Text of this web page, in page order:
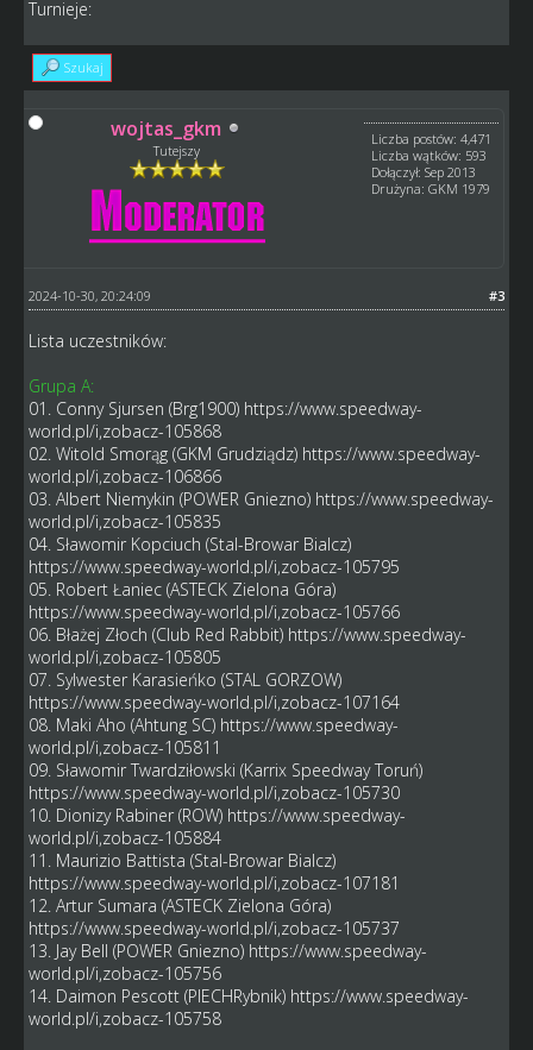
Turnieje:
Szukaj
wojtas_gkm
Tutejszy
Liczba postów: 4,471
Liczba wątków: 593
Dołączył: Sep 2013
Drużyna: GKM 1979
#3
2024-10-30, 20:24:09
Lista uczestników:
Grupa A:
01. Conny Sjursen (Brg1900) https://www.speedway-
world.pl/i,zobacz-105868
02. Witold Smorąg (GKM Grudziądz) https://www.speedway-
world.pl/i,zobacz-106866
03. Albert Niemykin (POWER Gniezno) https://www.speedway-
world.pl/i,zobacz-105835
04. Sławomir Kopciuch (Stal-Browar Bialcz)
https://www.speedway-world.pl/i,zobacz-105795
05. Robert Łaniec (ASTECK Zielona Góra)
https://www.speedway-world.pl/i,zobacz-105766
06. Błażej Złoch (Club Red Rabbit) https://www.speedway-
world.pl/i,zobacz-105805
07. Sylwester Karasieńko (STAL GORZOW)
https://www.speedway-world.pl/i,zobacz-107164
08. Maki Aho (Ahtung SC) https://www.speedway-
world.pl/i,zobacz-105811
09. Sławomir Twardziłowski (Karrix Speedway Toruń)
https://www.speedway-world.pl/i,zobacz-105730
10. Dionizy Rabiner (ROW) https://www.speedway-
world.pl/i,zobacz-105884
11. Maurizio Battista (Stal-Browar Bialcz)
https://www.speedway-world.pl/i,zobacz-107181
12. Artur Sumara (ASTECK Zielona Góra)
https://www.speedway-world.pl/i,zobacz-105737
13. Jay Bell (POWER Gniezno) https://www.speedway-
world.pl/i,zobacz-105756
14. Daimon Pescott (PIECHRybnik) https://www.speedway-
world.pl/i,zobacz-105758